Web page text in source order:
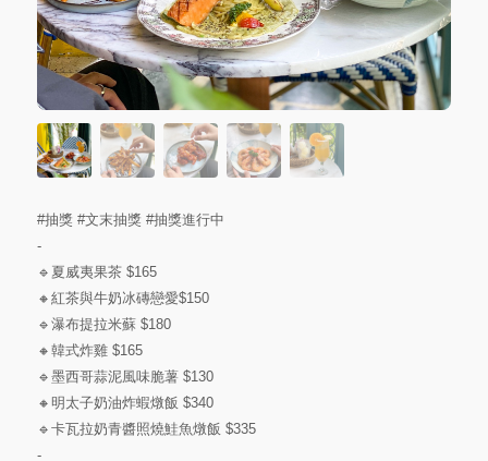
#抽獎 #文末抽獎 #抽獎進行中
-
🔹夏威夷果茶 $165
🔸紅茶與牛奶冰磚戀愛$150
🔹瀑布提拉米蘇 $180
🔸韓式炸雞 $165
🔹墨西哥蒜泥風味脆薯 $130
🔸明太子奶油炸蝦燉飯 $340
🔹卡瓦拉奶青醬照燒鮭魚燉飯 $335
-